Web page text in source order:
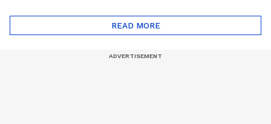
ഫാനായ മന്ത്രിയും
അർജന്റീന
READ MORE